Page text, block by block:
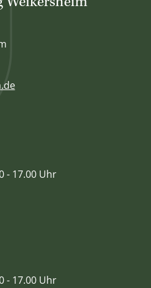
Weikersheim
- 17.00 Uhr
- 17.00 Uhr